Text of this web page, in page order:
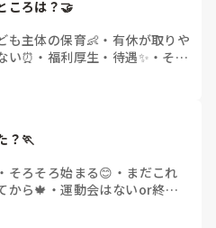
も主体の保育👶 ・ 有休が取りや
い⏰ ・ 福利厚生・待遇✨ ・ その
？🏃
・ そろそろ始まる😊 ・ まだこれ
から🍁 ・運動会はないor終わ